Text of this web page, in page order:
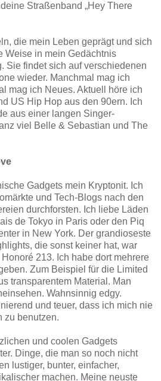
Straßenband „Hey There
die mein Leben geprägt und sich
Weise in mein Gedächtnis
Sie findet sich auf verschiedenen
wieder. Manchmal mag ich
mag ich Neues. Aktuell höre ich
US Hip Hop aus den 90ern. Ich
aus einer langen Singer-
viel Belle & Sebastian und The
Gadgets mein Kryptonit. Ich
und Tech-Blogs nach den
durchforsten. Ich liebe Läden
de Tokyo in Paris oder den Piq
in New York. Der grandioseste
die sonst keiner hat, war
Honoré 213. Ich habe dort mehrere
Zum Beispiel für die Limited
transparentem Material. Man
Wahnsinnig edgy.
und teuer, dass ich mich nie
zu benutzen.
und coolen Gadgets
Dinge, die man so noch nicht
lustiger, bunter, einfacher,
machen. Meine neuste